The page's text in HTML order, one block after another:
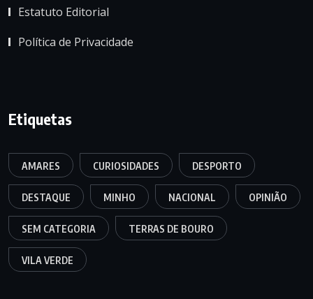
Estatuto Editorial
Política de Privacidade
Etiquetas
AMARES CURIOSIDADES DESPORTO
DESTAQUE MINHO NACIONAL OPINIÃO
SEM CATEGORIA TERRAS DE BOURO
VILA VERDE